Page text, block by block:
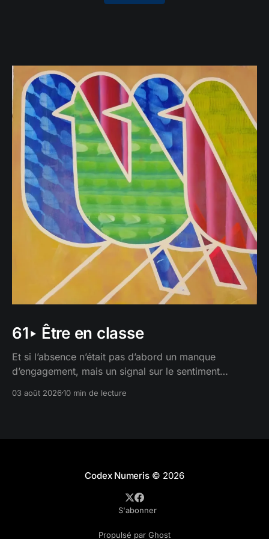
The knowledge
illusion: Why we never think alone.
Teaching for wisdom, intelligence,
creativity, and success
Adaptive intelligence.
29‣ Évaluer la qualité de
l'apprentissage — Évaluer autrement
une intelligence élargie
Pour la pensée vigilante :
8‣ Développer une pensée vigilante
—
Les capacités humaines à cultiver
61‣ Être en classe
Et si l’absence n’était pas d’abord un manque
d’engagement, mais un signal sur le sentiment
03 août 202610 min de lecture
Codex Numeris© 2026
S'abonner
Propulsé par Ghost